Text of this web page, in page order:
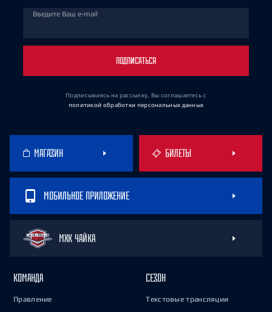
Введите Ваш e-mail
ПОДПИСАТЬСЯ
Подписываясь на рассылку, Вы соглашаетесь с
политикой обработки персональных данных
МАГАЗИН БИЛЕТЫ
МОБИЛЬНОЕ ПРИЛОЖЕНИЕ
МХК ЧАЙКА
КОМАНДА
Правление
СЕЗОН
Текстовые трансляции